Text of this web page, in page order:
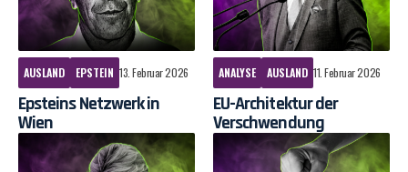
AUSLAND EPSTEIN 13. Februar 2026
Epsteins Netzwerk in
Wien
ANALYSE AUSLAND 11. Februar 2026
EU-Architektur der
Verschwendung